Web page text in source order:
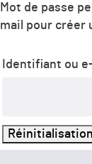
Mot de passe
mail pour créer
Identifiant ou